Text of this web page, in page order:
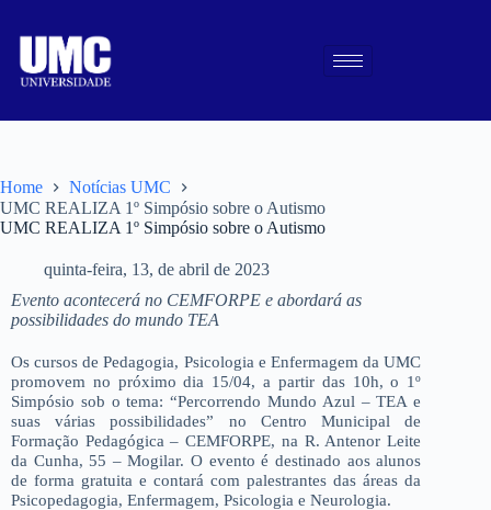
Home
Notícias UMC
UMC REALIZA 1º Simpósio sobre o Autismo
UMC REALIZA 1º Simpósio sobre o Autismo
quinta-feira, 13, de abril de 2023
Evento acontecerá no CEMFORPE e abordará as
possibilidades do mundo TEA
Os cursos de Pedagogia, Psicologia e Enfermagem da UMC
promovem no próximo dia 15/04, a partir das 10h, o 1º
Simpósio sob o tema: “Percorrendo Mundo Azul – TEA e
suas várias possibilidades” no Centro Municipal de
Formação Pedagógica – CEMFORPE, na R. Antenor Leite
da Cunha, 55 – Mogilar. O evento é destinado aos alunos
de forma gratuita e contará com palestrantes das áreas da
Psicopedagogia, Enfermagem, Psicologia e Neurologia.